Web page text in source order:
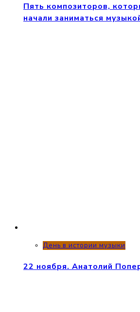
Пять композиторов,
начали заниматься
День в истории музыки
22 ноября. Анатолий